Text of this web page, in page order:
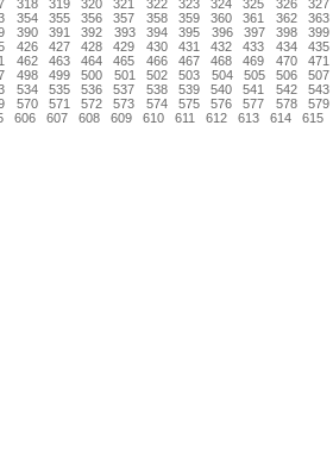
318 319 320 321 322 323 324 325 326
327
354 355 356 357 358 359 360 361 362
363
390 391 392 393 394 395 396 397 398
399
426 427 428 429 430 431 432 433 434
435
462 463 464 465 466 467 468 469 470
471
498 499 500 501 502 503 504 505 506
507
534 535 536 537 538 539 540 541 542
543
570 571 572 573 574 575 576 577 578
579
606 607 608 609 610 611 612 613 614 615